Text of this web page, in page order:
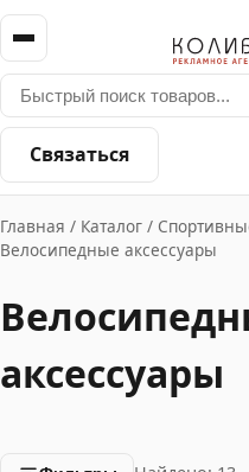
Связаться
Главная / Каталог /
Велосипедные аксессуары
аксессуары